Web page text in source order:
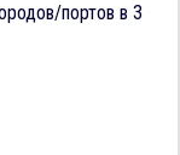
портов в 3